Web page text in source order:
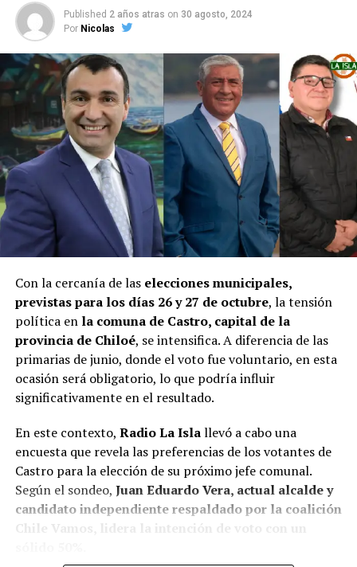
Published 2 años atras on 30 agosto, 2024
Por Nicolas
Con la cercanía de las elecciones municipales,
previstas para los días 26 y 27 de octubre, la tensión
política en la comuna de Castro, capital de la
provincia de Chiloé, se intensifica. A diferencia de las
primarias de junio, donde el voto fue voluntario, en esta
ocasión será obligatorio, lo que podría influir
significativamente en el resultado.
En este contexto, Radio La Islallevó a cabo una
encuesta que revela las preferencias de los votantes de
Castro para la elección de su próximo jefe comunal.
Según el sondeo, Juan Eduardo Vera, actual alcalde y
candidato independiente respaldado por la coalición
Chile Vamos, lidera la intención de voto con un